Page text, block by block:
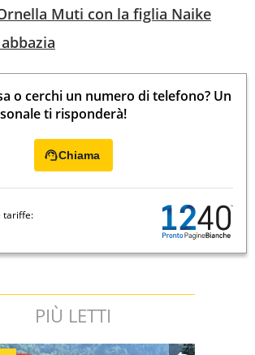
Muti con la figlia Naike
o cerchi un numero di telefono? Un
ti risponderà!
Chiama
tariffe:
PIÙ LETTI